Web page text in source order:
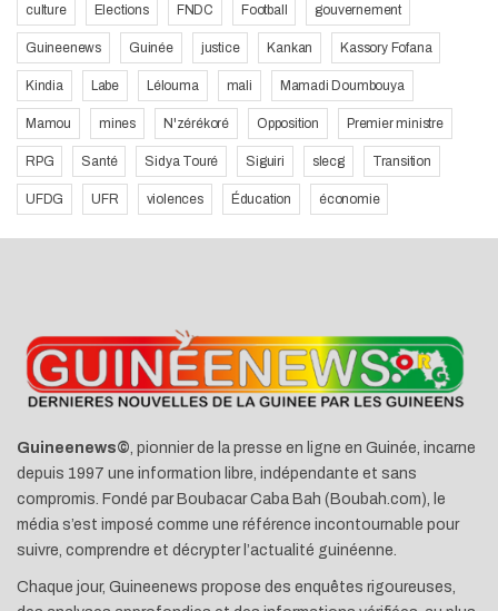
culture Elections FNDC Football gouvernement
Guineenews Guinée justice Kankan Kassory Fofana
Kindia Labe Lélouma mali Mamadi Doumbouya
Mamou mines N'zérékoré Opposition Premier ministre
RPG Santé Sidya Touré Siguiri slecg Transition
UFDG UFR violences Éducation économie
Guineenews©, pionnier de la presse en ligne en Guinée, incarne
depuis 1997 une information libre, indépendante et sans
compromis. Fondé par Boubacar Caba Bah (Boubah.com), le
média s’est imposé comme une référence incontournable pour
suivre, comprendre et décrypter l’actualité guinéenne.
Chaque jour, Guineenews propose des enquêtes rigoureuses,